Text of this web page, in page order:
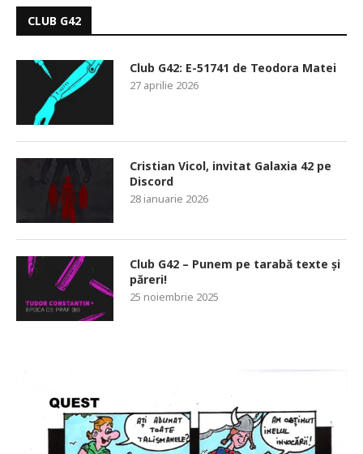
CLUB G42
Club G42: E-51741 de Teodora Matei
27 aprilie 2026
Cristian Vicol, invitat Galaxia 42 pe
Discord
28 ianuarie 2026
Club G42 – Punem pe tarabă texte și
păreri!
25 noiembrie 2025